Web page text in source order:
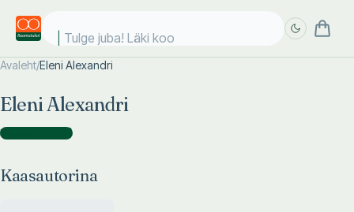
Tulge juba! Läki kool
Avaleht/Eleni Alexandri
Eleni Alexandri
Kaasautorina )
Kaasautorina